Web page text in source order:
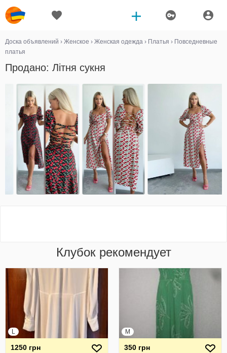
Доска объявлений › Женское › Женская одежда › Платья › Повседневные
платья
Продано: Літня сукня
Клубок рекомендует
L
1250 грн
M
350 грн